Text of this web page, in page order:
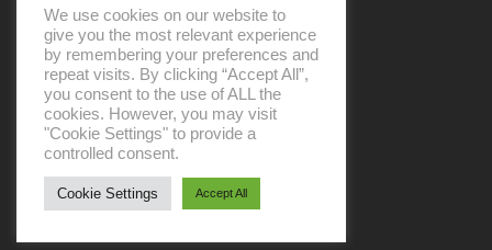
Impressum
Aboniere unseren Newsletter
We use cookies on our website to
give you the most relevant experience
by remembering your preferences and
repeat visits. By clicking “Accept All”,
you consent to the use of ALL the
cookies. However, you may visit
"Cookie Settings" to provide a
controlled consent.
Cookie Settings Accept All